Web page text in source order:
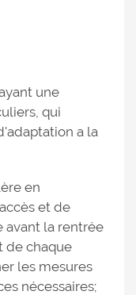
une
qui
a la
en
et de
avant la rentrée
de chaque
les mesures
nécessaires;